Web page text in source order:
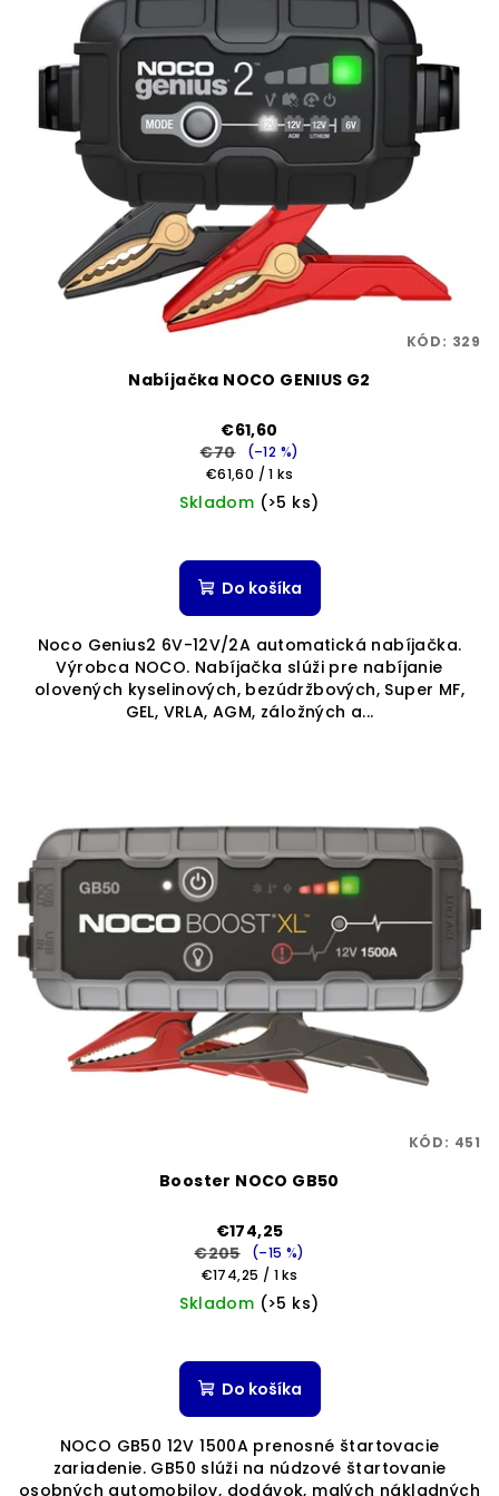
Nabíjačka NOCO GENIUS G2
€61,60
€70
(–12 %)
Jednotková
cena:
€61,60 / 1 ks
Skladom (>5 ks)
Do košíka
Noco Genius2 6V-12V/2A automatická nabíjačka.
Výrobca NOCO. Nabíjačka slúži pre nabíjanie
olovených kyselinových, bezúdržbových, Super MF,
GEL, VRLA, AGM, záložných a...
KÓD: 329
Booster NOCO GB50
€174,25
€205
(–15 %)
Jednotková
cena:
€174,25 / 1 ks
Skladom (>5 ks)
hodnotenie
produktu
z
5
Do košíka
NOCO GB50 12V 1500A prenosné štartovacie
zariadenie. GB50 slúži na núdzové štartovanie
osobných automobilov, dodávok, malých nákladných
KÓD: 451